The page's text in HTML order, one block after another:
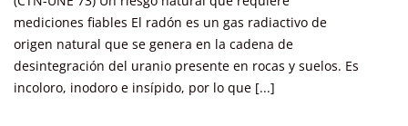
mediciones fiables El radón es un gas radiactivo de
origen natural que se genera en la cadena de
desintegración del uranio presente en rocas y suelos. Es
incoloro, inodoro e insípido, por lo que [...]